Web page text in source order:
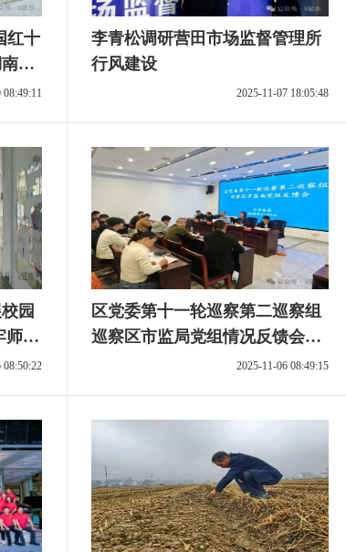
红十
）
区举
08:49:11
李青松调研营田市场监督管理所
行风建设
2025-11-07 18:05:48
园
师生
08:50:22
区党委第十一轮巡察第二巡察组
巡察区市监局党组情况反馈会召
2025-11-06 08:49:15